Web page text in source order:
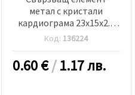
метал с кристали
кардиограма 23x15x2.5
мм дупка 1.5 мм червен-2
броя
Код: 136224
0.60€/1.17 лв.